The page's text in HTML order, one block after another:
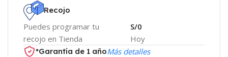
Recojo
Puedes programar tu
recojo en Tienda
Hoy
S/0
*Garantía de 1 añoMás detalles